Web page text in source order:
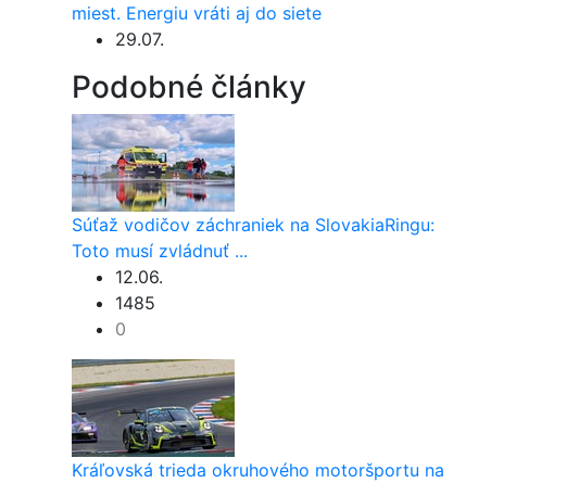
miest. Energiu vráti aj do siete
29.07.
Podobné články
Súťaž vodičov záchraniek na SlovakiaRingu:
Toto musí zvládnuť ...
12.06.
1485
0
Kráľovská trieda okruhového motoršportu na